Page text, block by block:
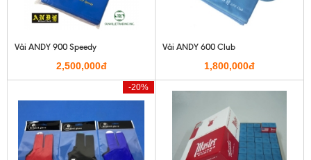
Vải ANDY 900 Speedy
2,500,000đ
Vải ANDY 600 Club
1,800,000đ
-20%